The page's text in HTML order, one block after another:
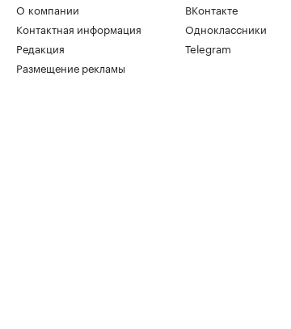
О компании
Контактная информация
Редакция
Размещение рекламы
ВКонтакте
Одноклассники
Telegram